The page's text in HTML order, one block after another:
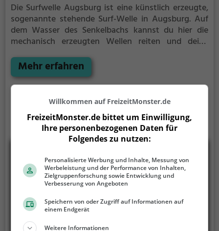
Die Surfwelle Augsburg ist eine künstlich erzeugte,
sogenannte stehende Surf-Welle in Augsburg. Auf
dem Wasser des Senkelbachs kannst du hier die
mechanisch erzeugten Wellen reiten und deine
nur für erfahrene Surfer geeignet.
Mehr erfahren
Willkommen auf FreizeitMonster.de
FreizeitMonster.de bittet um Einwilligung,
Ihre personenbezogenen Daten für
Folgendes zu nutzen:
Personalisierte Werbung und Inhalte, Messung von
Werbeleistung und der Performance von Inhalten,
Zielgruppenforschung sowie Entwicklung und
Verbesserung von Angeboten
Speichern von oder Zugriff auf Informationen auf
einem Endgerät
Weitere Informationen